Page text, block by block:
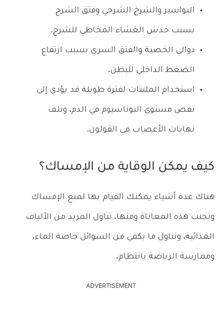
البواسير والشرخ الشرجي وفتق الشرج
بسبب خدش الغشاء المخاطي للشرج.
دوالي الخصية والفتق السري بسبب ارتفاع
الضغط الداخلي للبطن.
استخدام الملينات لفترة طويلة قد يؤدي إلى
نقص مستوى البوتاسيوم في الدم، وتلف
نهايات الأعصاب في القولون.
كيف يمكن الوقاية من الإمساك؟
هناك عدة أشياء يمكنك القيام بها لمنع الإمساك
وتجنب هذه المعاناة ومنها، تناول المزيد من الألياف
الغذائية، وتناول ما يكفي من السوائل خاصة الماء،
وممارسة الرياضة بانتظام.
ADVERTISEMENT